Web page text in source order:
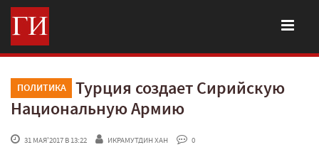
ПОЛИТИКА
Турция создает Сирийскую
Национальную Армию
31 МАЯ'2017 В 13:22 ИКРАМУТДИН ХАН 0